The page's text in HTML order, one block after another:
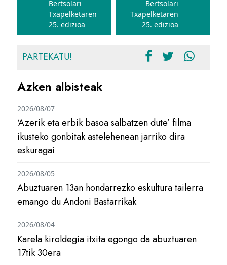
Bertsolari
Txapelketaren
25. edizioa
Bertsolari
Txapelketaren
25. edizioa
PARTEKATU!
Azken albisteak
‘Azerik eta erbik basoa salbatzen dute’ filma
ikusteko gonbitak astelehenean jarriko dira
eskuragai
2026/08/07
Abuztuaren 13an hondarrezko eskultura tailerra
emango du Andoni Bastarrikak
2026/08/05
Karela kiroldegia itxita egongo da abuztuaren
17tik 30era
2026/08/04